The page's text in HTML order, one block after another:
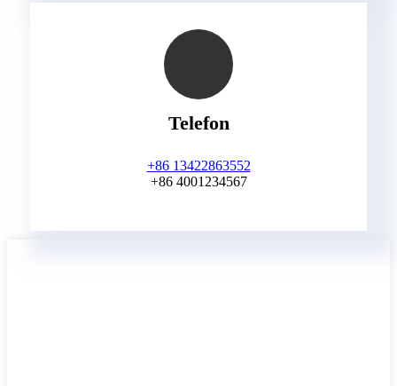
Telefon
+86 13422863552
+86 4001234567